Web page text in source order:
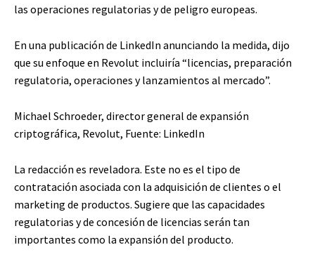
las operaciones regulatorias y de peligro europeas.
En una publicación de LinkedIn anunciando la medida, dijo
que su enfoque en Revolut incluiría “licencias, preparación
regulatoria, operaciones y lanzamientos al mercado”.
Michael Schroeder, director general de expansión
criptográfica, Revolut, Fuente: LinkedIn
La redacción es reveladora. Este no es el tipo de
contratación asociada con la adquisición de clientes o el
marketing de productos. Sugiere que las capacidades
regulatorias y de concesión de licencias serán tan
importantes como la expansión del producto.